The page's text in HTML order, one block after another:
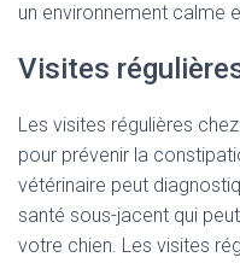
un environnement calme
Visites
Les visites régulières
pour prévenir la
vétérinaire peut
santé sous-jacent qui
votre chien. Les visites